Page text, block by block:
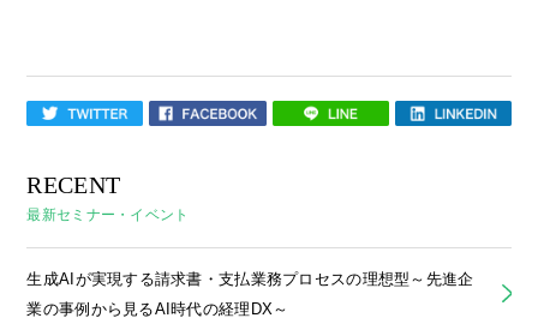
RECENT
最新セミナー・イベント
生成AIが実現する請求書・支払業務プロセスの理想型～先進企
業の事例から見るAI時代の経理DX～